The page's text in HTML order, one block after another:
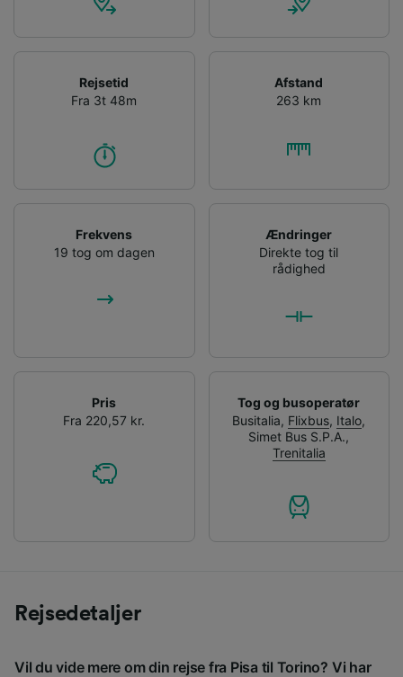
Rejsetid
Fra 3t 48m
Afstand
263 km
Frekvens
19 tog om dagen
Ændringer
Direkte tog til
rådighed
Pris
Fra 220,57 kr.
Tog og busoperatør
Busitalia, Flixbus, Italo,
Simet Bus S.P.A.,
Trenitalia
Rejsedetaljer
Vil du vide mere om din rejse fra Pisa til Torino? Vi har